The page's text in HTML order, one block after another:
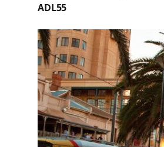
ADL55